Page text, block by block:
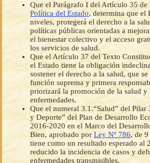
Que el Parágrafo I del Artículo 35 de
Política del Estado, determina que el
niveles, protegerá el derecho a la
políticas públicas orientadas a
el bienestar colectivo y el acceso
los servicios de salud.
Que el Artículo 37 del Texto
el Estado tiene la obligación
sostener el derecho a la salud, que
función suprema y primera
priorizará la promoción de la salud y
enfermedades.
Que el numeral 3.1.“Salud” del Pilar
y Deporte” del Plan de Desarrollo
2016-2020 en el Marco del
Bien, aprobado por Ley Nº 786, de
tiene como un resultado esperado al
reducido la incidencia de casos y
enfermedades transmisibles.